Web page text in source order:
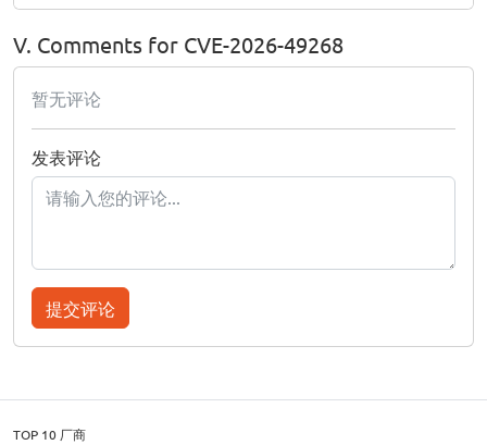
V. Comments for CVE-2026-49268
暂无评论
发表评论
提交评论
TOP 10 厂商